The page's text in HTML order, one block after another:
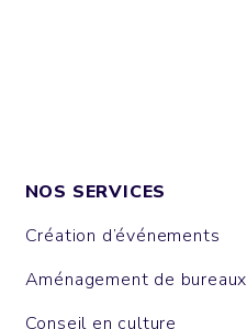
NOS SERVICES
Création d’événements
Aménagement de bureaux
Conseil en culture